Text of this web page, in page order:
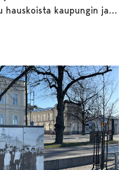
hauskoista kaupungin ja…